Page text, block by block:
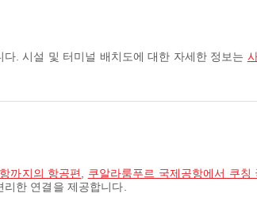
. 시설 및 터미널 배치도에 대한 자세한 정보는
까지의 항공편
쿠알라룸푸르 국제공항에서 쿠칭
한 연결을 제공합니다.